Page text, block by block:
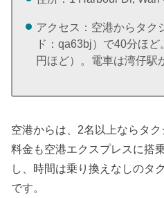
アクセス：空港からタク
ド：qa63bj）で40分ほ
円ほど）。電車は湾仔駅
空港からは、2名以上ならタク
料金も空港エクスプレスに搭
し、時間は乗り換えなしのタ
です。